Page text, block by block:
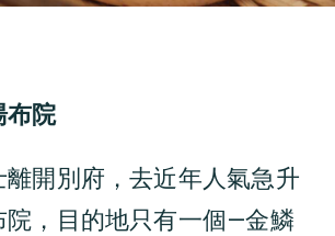
布院
開別府，去近年人氣急升
院，目的地只有一個—金鱗